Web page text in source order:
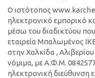
O ιστότοπος
ηλεκτρονικό εμπορικό
μέσω του διαδικτύου
εταιρεία Μπαλωμένος
στην Χαλκίδα ,
νόμιμα, με Α.Φ.Μ.
ηλεκτρονική